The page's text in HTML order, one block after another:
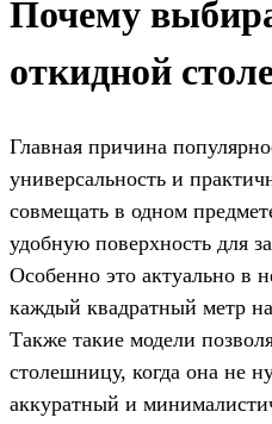
Почему
откидной
Главная причина
универсальность и
совмещать в одном
удобную поверхность для
Особенно это актуально в
каждый квадратный метр на
Также такие модели
столешницу, когда она не
аккуратный и